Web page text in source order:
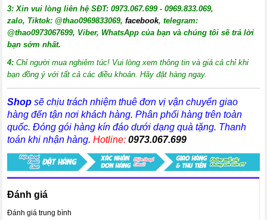
3:Xin vui lòng liên hệ SĐT: 0973.067.699 - 0969.833.069,
zalo, Tiktok: @thao0969833069,facebook, telegram:
@thao0973067699, Viber, WhatsApp của bạn và chúng tôi sẽ trả lời
bạn sớm nhất.
4: Chỉ người mua nghiêm túc! Vui lòng xem thông tin và giá cả chỉ khi
bạn đồng ý với tất cả các điều khoản. Hãy đặt hàng ngay.
Shop sẽ chịu trách nhiệm thuê đơn vị vận chuyển giao
hàng đến tận nơi khách hàng. Phân phối hàng trên toàn
quốc. Đóng gói hàng kín đáo dưới dạng quà tặng. Thanh
toán khi nhận hàng.Hotline: 0973.067.699
Đánh giá
Đánh giá trung bình